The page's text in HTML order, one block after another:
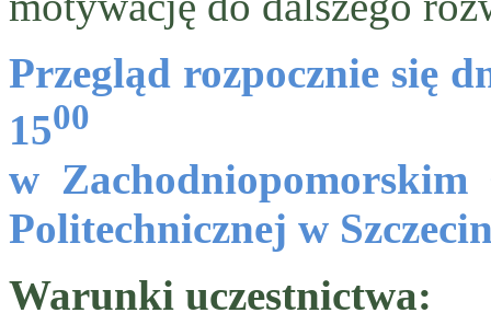
Przegląd rozpocznie się
1500
w
Politechnicznej w
Warunki uczestnictwa: